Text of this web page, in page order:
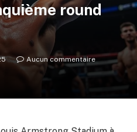
round
Aucun commentaire